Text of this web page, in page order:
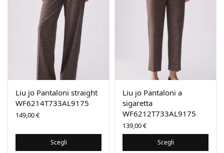
Liu jo Pantaloni straight
WF6214T733AL9175
149,00€
Scegli
Liu jo Pantaloni a
sigaretta
WF6212T733AL9175
139,00€
Scegli